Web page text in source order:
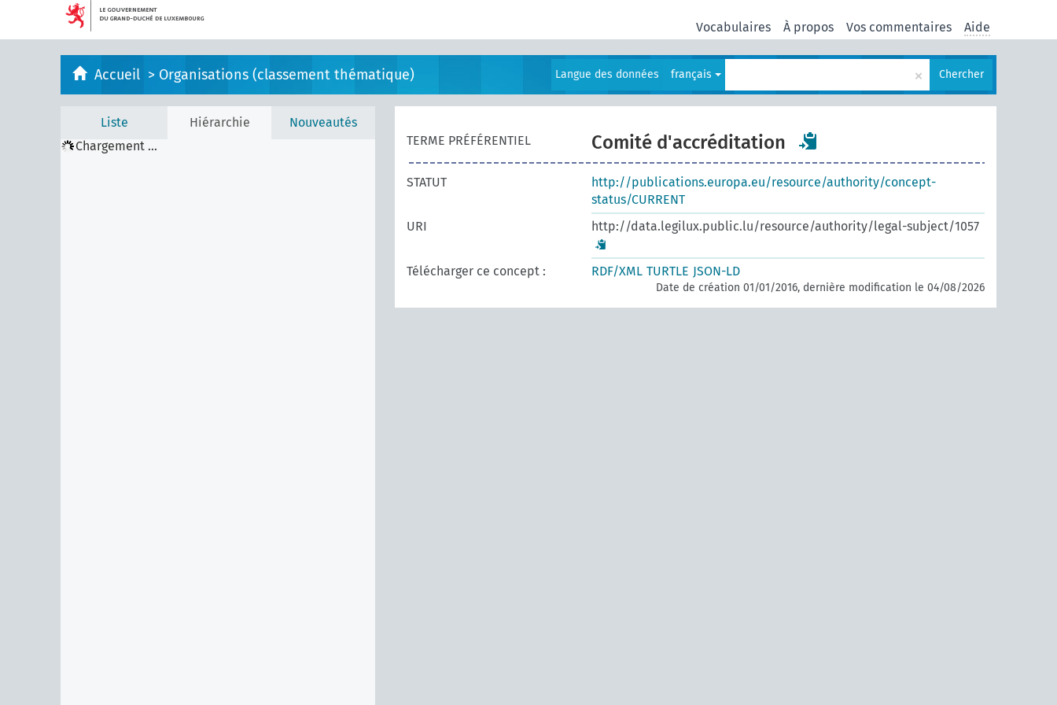
Vocabulaires À propos Vos commentaires Aide
Accueil > Organisations (classement thématique) Langue des données français × Chercher
Liste Hiérarchie
Nouveautés
Chargement ...
TERME PRÉFÉRENTIEL Comité d'accréditation
STATUT
http://publications.europa.eu/resource/authority/concept-
status/CURRENT
URI
http://data.legilux.public.lu/resource/authority/legal-subject/1057
Télécharger ce concept : RDF/XML TURTLE JSON-LD
Date de création 01/01/2016, dernière modification le 04/08/2026